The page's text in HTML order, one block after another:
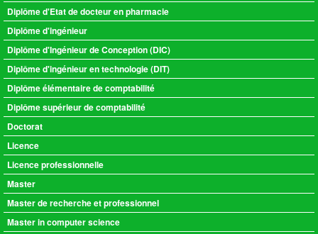
Diplôme d'Etat de docteur en pharmacie
Diplôme d'ingénieur
Diplôme d'Ingénieur de Conception (DIC)
Diplôme d'ingénieur en technologie (DIT)
Diplôme élémentaire de comptabilité
Diplôme supérieur de comptabilité
Doctorat
Licence
Licence professionnelle
Master
Master de recherche et professionnel
Master in computer science